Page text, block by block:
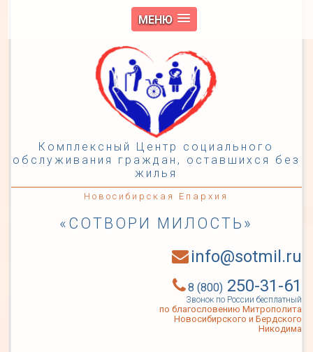
МЕНЮ
Комплексный Центр социального
обслуживания граждан, оставшихся без
жилья
Новосибирская Епархия
«СОТВОРИ МИЛОСТЬ»
info@sotmil.ru
8 (800)250-31-61
Звонок по России бесплатный
по благословению Митрополита
Новосибирского и Бердского
Никодима